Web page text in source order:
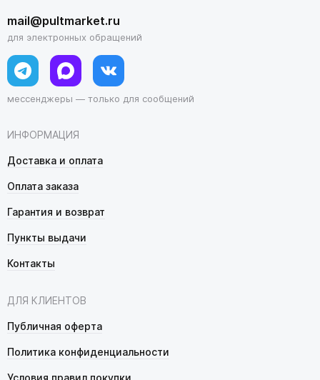
ИНФОРМАЦИЯ
Доставка и оплата
Оплата заказа
Гарантия и возврат
Пункты выдачи
Контакты
ДЛЯ КЛИЕНТОВ
Публичная оферта
Политика конфиденциальности
Условия правил покупки
mail@pultmarket.ru
для электронных обращений
мессенджеры — только для сообщений